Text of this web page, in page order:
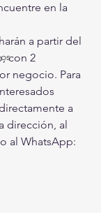
en la
a partir del
con 2
negocio. Para
a
dirección, al
al WhatsApp: